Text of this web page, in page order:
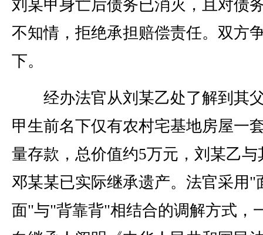
刘某甲身亡后债务已消灭，且对债
不知情，拒绝承担赔偿责任。双方
下。
经办法官从刘某乙处了解到其
甲生前名下仅有农村宅基地房屋一
量存款，总价值约5万元，刘某乙与
邓某某已实际继承遗产。法官采用"
面"与"背靠背"相结合的调解方式，